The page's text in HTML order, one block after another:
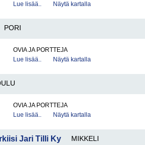
Lue lisää..
Näytä kartalla
PORI
OVIA JA PORTTEJA
Lue lisää..
Näytä kartalla
OVIA JA PORTTEJA
Lue lisää..
Näytä kartalla
Jari Tilli Ky MIKKELI